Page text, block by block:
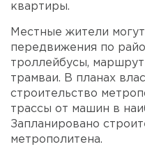
квартиры.
Местные жители
передвижения по
троллейбусы,
трамваи. В планах
строительство
трассы от машин в
Запланировано
метрополитена.